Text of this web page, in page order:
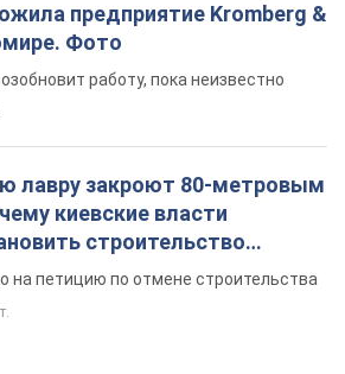
предприятие Kromberg &
Фото
работу, пока неизвестно
лавру закроют 80-метровым
киевские власти
строительство
верующего"
на петицию по отмене строительства